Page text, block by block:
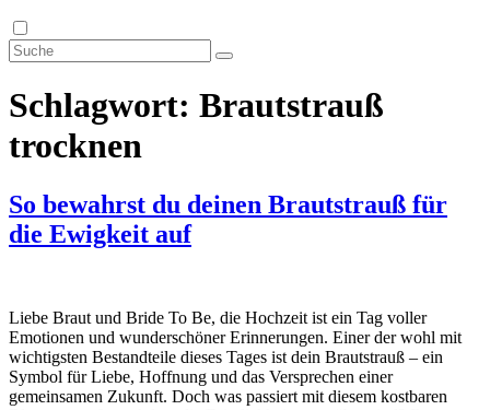
Schlagwort: Brautstrauß
trocknen
So bewahrst du deinen Brautstrauß für
die Ewigkeit auf
Liebe Braut und Bride To Be, die Hochzeit ist ein Tag voller
Emotionen und wunderschöner Erinnerungen. Einer der wohl mit
wichtigsten Bestandteile dieses Tages ist dein Brautstrauß – ein
Symbol für Liebe, Hoffnung und das Versprechen einer
gemeinsamen Zukunft. Doch was passiert mit diesem kostbaren